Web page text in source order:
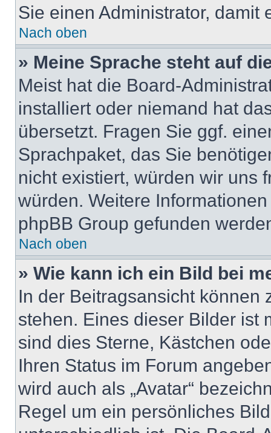
Sie einen Administrator, damit
Nach oben
» Meine Sprache steht auf
Meist hat die Board-
installiert oder niemand hat
übersetzt. Fragen Sie ggf.
Sprachpaket, das Sie
nicht existiert, würden wir uns
würden. Weitere
phpBB Group gefunden
Nach oben
» Wie kann ich ein Bild bei
In der Beitragsansicht können
stehen. Eines dieser Bilder ist
sind dies Sterne, Kästchen
Ihren Status im Forum
wird auch als „Avatar“
Regel um ein persönliches